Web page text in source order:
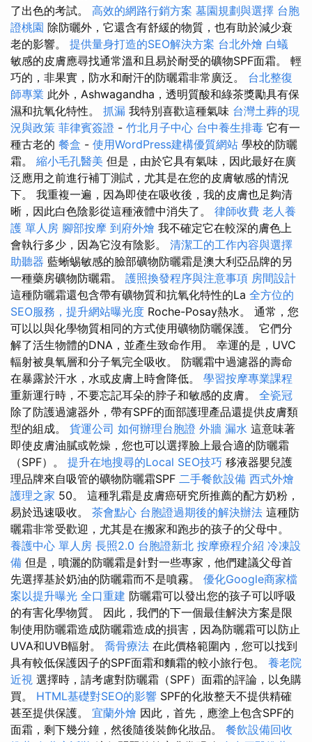
了出色的考試。 高效的網路行銷方案 墓園規劃與選擇 台胞
證桃園 除防曬外，它還含有舒緩的物質，也有助於減少衰
老的影響。 提供量身打造的SEO解決方案 台北外燴 白蟻
敏感的皮膚應尋找通常溫和且易於耐受的礦物SPF面霜。 輕
巧的，非果實，防水和耐汗的防曬霜非常廣泛。 台北整復
師專業 此外，Ashwagandha，透明質酸和綠茶獎勵具有保
濕和抗氧化特性。 抓漏 我特別喜歡這種氣味 台灣土葬的現
況與政策 菲律賓簽證 - 竹北月子中心 台中養生排毒 它有一
種古老的 餐盒 - 使用WordPress建構優質網站 學校的防曬
霜。 縮小毛孔醫美 但是，由於它具有氣味，因此最好在廣
泛應用之前進行補丁測試，尤其是在您的皮膚敏感的情況
下。 我重複一遍，因為即使在吸收後，我的皮膚也足夠清
晰，因此白色陰影從這種液體中消失了。 律師收費 老人養
護 單人房 腳部按摩 到府外燴 我不確定它在較深的膚色上
會執行多少，因為它沒有陰影。 清潔工的工作內容與選擇
助聽器 藍蜥蜴敏感的臉部礦物防曬霜是澳大利亞品牌的另
一種藥房礦物防曬霜。 護照換發程序與注意事項 房間設計
這種防曬霜還包含帶有礦物質和抗氧化特性的La 全方位的
SEO服務，提升網站曝光度 Roche-Posay熱水。 通常，您
可以以與化學物質相同的方式使用礦物防曬保護。 它們分
解了活生物體的DNA，並產生致命作用。 幸運的是，UVC
輻射被臭氧層和分子氧完全吸收。 防曬霜中過濾器的壽命
在暴露於汗水，水或皮膚上時會降低。 學習按摩專業課程
重新運行時，不要忘記耳朵的脖子和敏感的皮膚。 全瓷冠
除了防護過濾器外，帶有SPF的面部護理產品還提供皮膚類
型的組成。 貨運公司 如何辦理台胞證 外牆 漏水 這意味著
即使皮膚油膩或乾燥，您也可以選擇臉上最合適的防曬霜
（SPF）。 提升在地搜尋的Local SEO技巧 移液器嬰兒護
理品牌來自吸管的礦物防曬霜SPF 二手餐飲設備 西式外燴
護理之家 50。 這種乳霜是皮膚癌研究所推薦的配方奶粉，
易於迅速吸收。 茶會點心 台胞證過期後的解決辦法 這種防
曬霜非常受歡迎，尤其是在搬家和跑步的孩子的父母中。
養護中心 單人房 長照2.0 台胞證新北 按摩療程介紹 冷凍設
備 但是，噴灑的防曬霜是針對一些專家，他們建議父母首
先選擇基於奶油的防曬霜而不是噴霧。 優化Google商家檔
案以提升曝光 全口重建 防曬霜可以發出您的孩子可以呼吸
的有害化學物質。 因此，我們的下一個最佳解決方案是限
制使用防曬霜造成防曬霜造成的損害，因為防曬霜可以防止
UVA和UVB輻射。 喬骨療法 在此價格範圍內，您可以找到
具有較低保護因子的SPF面霜和麵霜的較小旅行包。 養老院
近視 選擇時，請考慮對防曬霜（SPF）面霜的評論，以免購
買。 HTML基礎對SEO的影響 SPF的化妝整天不提供精確
甚至提供保護。 宜蘭外燴 因此，首先，應塗上包含SPF的
面霜，剩下幾分鐘，然後隨後裝飾化妝品。 餐飲設備回收